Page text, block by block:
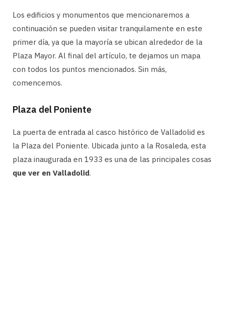
Los edificios y monumentos que mencionaremos a
continuación se pueden visitar tranquilamente en este
primer día, ya que la mayoría se ubican alrededor de la
Plaza Mayor. Al final del artículo, te dejamos un mapa
con todos los puntos mencionados. Sin más,
comencemos.
Plaza del Poniente
La puerta de entrada al casco histórico de Valladolid es
la Plaza del Poniente. Ubicada junto a la Rosaleda, esta
plaza inaugurada en 1933 es una de las principales cosas
que ver en Valladolid.